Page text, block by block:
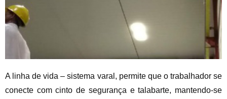
A linha de vida – sistema varal, permite que o trabalhador se
conecte com cinto de segurança e talabarte, mantendo-se